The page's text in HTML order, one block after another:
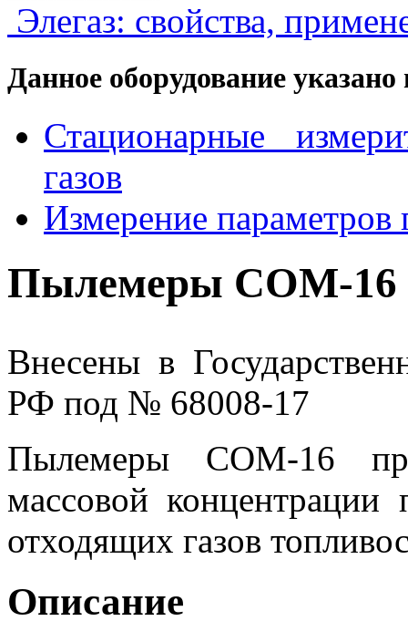
Элегаз: свойства,
Данное оборудование
Стационарные
газов
Измерение параметров
Пылемеры COM-
Внесены в
РФ под № 68008-17
Пылемеры COM-16
массовой
отходящих газов
Описание